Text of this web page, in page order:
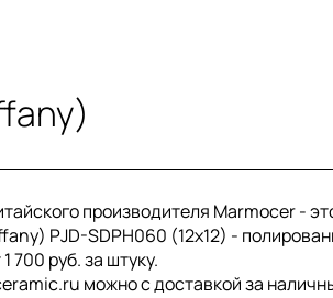
производителя Marmocer -
PJD-SDPH060 (12x12) -
700 руб. за штуку.
можно с доставкой за